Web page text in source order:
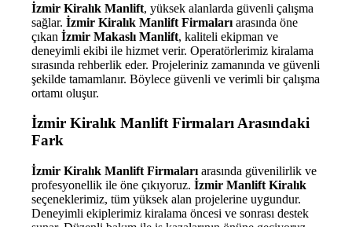
İzmir Kiralık Manlift, yüksek alanlarda güvenli çalışma
sağlar.İzmir Kiralık Manlift Firmaları arasında öne
çıkanİzmir Makaslı Manlift, kaliteli ekipman ve
deneyimli ekibi ile hizmet verir. Operatörlerimiz kiralama
sırasında rehberlik eder. Projeleriniz zamanında ve güvenli
şekilde tamamlanır. Böylece güvenli ve verimli bir çalışma
ortamı oluşur.
İzmir Kiralık Manlift Firmaları Arasındaki
Fark
İzmir Kiralık Manlift Firmaları arasında güvenilirlik ve
profesyonellik ile öne çıkıyoruz.İzmir Manlift Kiralık
seçeneklerimiz, tüm yüksek alan projelerine uygundur.
Deneyimli ekiplerimiz kiralama öncesi ve sonrası destek